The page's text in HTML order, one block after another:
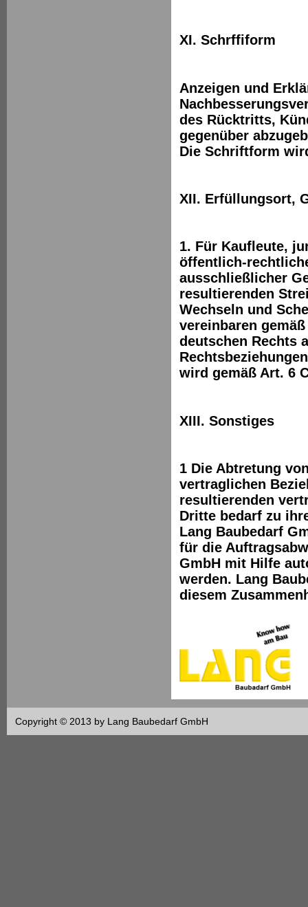
XI. Schrffiform
Anzeigen und
des Rücktritts,
gegenüber
Die Schriftform
XII. Erfüllungsort,
1. Für Kaufleute,
öffentlich-
ausschließlicher
resultierenden
Wechseln und
vereinbaren
deutschen Rechts
wird gemäß Art. 6
XIII. Sonstiges
1 Die Abtretung
vertraglichen
resultierenden
Dritte bedarf zu
Lang Baubedarf
für die
GmbH mit Hilfe
werden. Lang
diesem
Copyright © 2013 by Lang Baubedarf GmbH